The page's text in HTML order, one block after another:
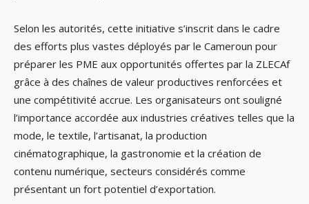
Selon les autorités, cette initiative s’inscrit dans le cadre
des efforts plus vastes déployés par le Cameroun pour
préparer les PME aux opportunités offertes par la ZLECAf
grâce à des chaînes de valeur productives renforcées et
une compétitivité accrue. Les organisateurs ont souligné
l’importance accordée aux industries créatives telles que la
mode, le textile, l’artisanat, la production
cinématographique, la gastronomie et la création de
contenu numérique, secteurs considérés comme
présentant un fort potentiel d’exportation.